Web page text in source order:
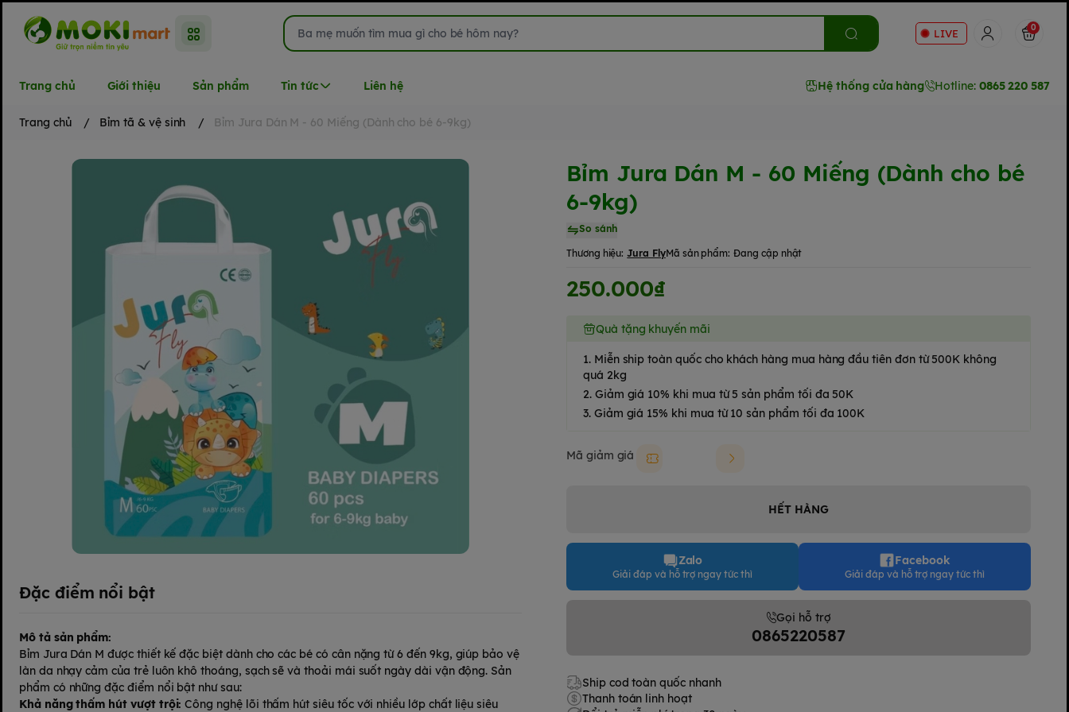
LIVE 0
Trang chủ Giới thiệu Sản phẩm Tin tức Liên hệ Hệ thống cửa hàng Hotline: 0865 220 587
Trang chủ / Bỉm tã & vệ sinh / Bỉm Jura Dán M - 60 Miếng (Dành cho bé 6-9kg)
Bỉm Jura Dán M - 60 Miếng (Dành cho bé
6-9kg)
So sánh
Thương hiệu: Jura FlyMã sản phẩm: Đang cập nhật
250.000₫
Quà tặng khuyến mãi
1. Miễn ship toàn quốc cho khách hàng mua hàng đầu tiên đơn từ 500K không
quá 2kg
2. Giảm giá 10% khi mua từ 5 sản phẩm tối đa 50K
3. Giảm giá 15% khi mua từ 10 sản phẩm tối đa 100K
Mã giảm giá Moki50k
HẾT HÀNG
Zalo
Giải đáp và hỗ trợ ngay tức thì
Facebook
Giải đáp và hỗ trợ ngay tức thì
Gọi hỗ trợ
0865220587
Ship cod toàn quốc nhanh
Thanh toán linh hoạt
Đặc điểm nổi bật
Mô tả sản phẩm:
Bỉm Jura Dán M được thiết kế đặc biệt dành cho các bé có cân nặng từ 6 đến 9kg, giúp bảo vệ
làn da nhạy cảm của trẻ luôn khô thoáng, sạch sẽ và thoải mái suốt ngày dài vận động. Sản
phẩm có những đặc điểm nổi bật như sau:
Khả năng thấm hút vượt trội: Công nghệ lõi thấm hút siêu tốc với nhiều lớp chất liệu siêu